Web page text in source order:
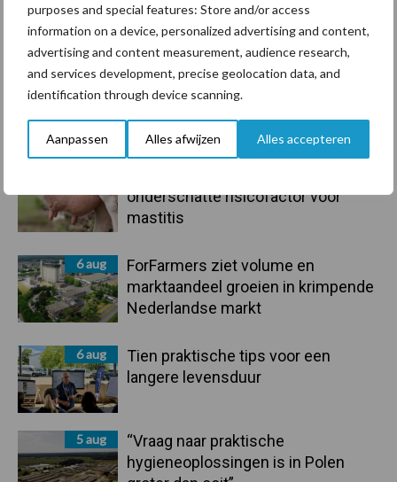
purposes and special features: Store and/or access
information on a device, personalized advertising and content,
advertising and content measurement, audience research,
and services development, precise geolocation data, and
identification through device scanning.
Aanpassen Alles afwijzen Alles accepteren
Primaire
Sidebar
Recent nieuws Partner nieuws
Grondstoffenmarkt blijft grillig:
droogte en geopolitiek houden
handel in de greep
onderschatte risicofactor voor
mastitis
6 aug
ForFarmers ziet volume en
marktaandeel groeien in krimpende
Nederlandse markt
6 aug
Tien praktische tips voor een
langere levensduur
5 aug
“Vraag naar praktische
hygieneoplossingen is in Polen